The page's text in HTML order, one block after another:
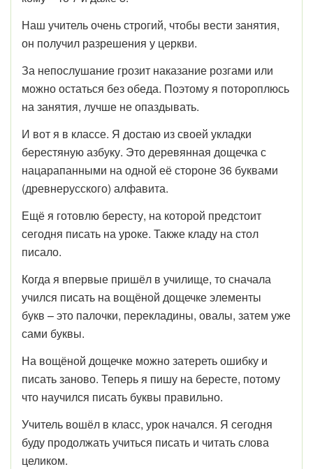
Наш учитель очень строгий, чтобы вести занятия,
он получил разрешения у церкви.
За непослушание грозит наказание розгами или
можно остаться без обеда. Поэтому я потороплюсь
на занятия, лучше не опаздывать.
И вот я в классе. Я достаю из своей укладки
берестяную азбуку. Это деревянная дощечка с
нацарапанными на одной её стороне 36 буквами
(древнерусского) алфавита.
Ещё я готовлю бересту, на которой предстоит
сегодня писать на уроке. Также кладу на стол
писало.
Когда я впервые пришёл в училище, то сначала
учился писать на вощёной дощечке элементы
букв – это палочки, перекладины, овалы, затем уже
сами буквы.
На вощёной дощечке можно затереть ошибку и
писать заново. Теперь я пишу на бересте, потому
что научился писать буквы правильно.
Учитель вошёл в класс, урок начался. Я сегодня
буду продолжать учиться писать и читать слова
целиком.